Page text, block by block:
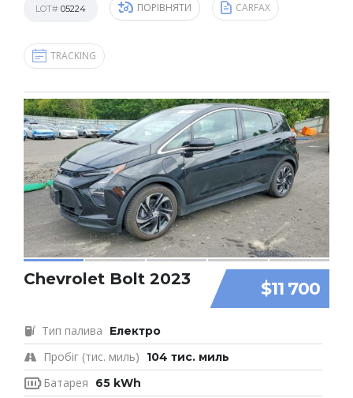
LOT# 05224 ПОРІВНЯТИ CARFAX
TRACKING
$11 700
Chevrolet Bolt 2023
Тип палива Електро
Пробіг (тис. миль) 104 тис. миль
Батарея 65 kWh